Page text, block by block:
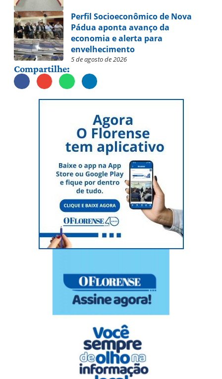
Perfil Socioeconômico de Nova
Pádua aponta avanço da
economia e alerta para
envelhecimento
5 de agosto de 2026
Compartilhe: